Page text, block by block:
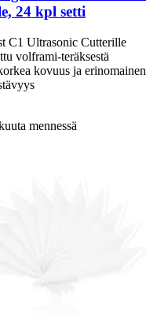
24 kpl setti
C1 Ultrasonic Cutterille
volframi-teräksestä
kovuus ja erinomainen
mennessä